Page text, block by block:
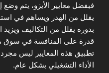
فبفضل معايير الأيزو، يتم
يقلل من الهدر ويساهم في
بدوره يقلل من التكاليف ويزيد
قدرة على المنافسة في سوق
تطبيق هذه المعايير ليس
الأداء التشغيلي بشكل عام.